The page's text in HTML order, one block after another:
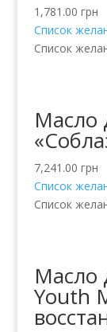
1,781.00 грн
Список
Список
Масло
7,241.00 грн
Список
Список
Масло
Youth